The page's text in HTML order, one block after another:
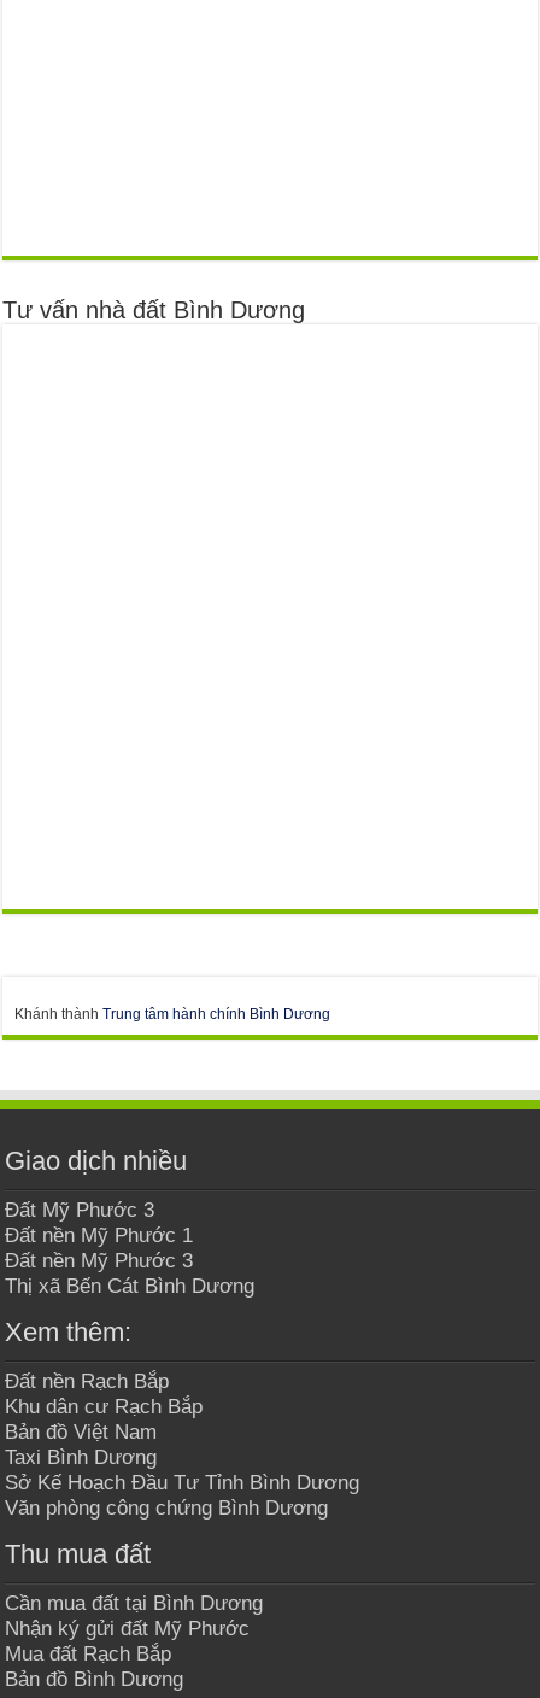
Tư vấn nhà đất Bình Dương
Khánh thànhTrung tâm hành chính Bình Dương
Giao dịch nhiều
Đất Mỹ Phước 3
Đất nền Mỹ Phước 1
Đất nền Mỹ Phước 3
Thị xã Bến Cát Bình Dương
Xem thêm:
Đất nền Rạch Bắp
Khu dân cư Rạch Bắp
Bản đồ Việt Nam
Taxi Bình Dương
Sở Kế Hoạch Đầu Tư Tỉnh Bình Dương
Văn phòng công chứng Bình Dương
Thu mua đất
Cần mua đất tại Bình Dương
Nhận ký gửi đất Mỹ Phước
Mua đất Rạch Bắp
Bản đồ Bình Dương